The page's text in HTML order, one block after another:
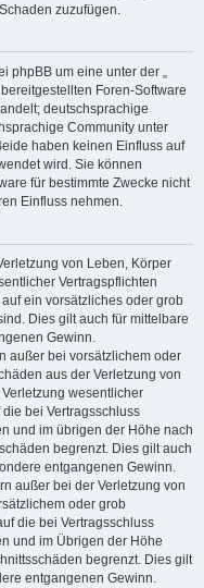
zuzufügen.
phpBB um eine unter der „
bereitgestellten Foren-Software
deutschsprachige
Community unter
haben keinen Einfluss auf
wird. Sie können
für bestimmte Zwecke nicht
Einfluss nehmen.
von Leben, Körper
Vertragspflichten
ein vorsätzliches oder grob
Dies gilt auch für mittelbare
Gewinn.
außer bei vorsätzlichem oder
aus der Verletzung von
wesentlicher
bei Vertragsschluss
und im übrigen der Höhe nach
begrenzt. Dies gilt auch
entgangenen Gewinn.
außer bei der Verletzung von
oder grob
die bei Vertragsschluss
und im Übrigen der Höhe
begrenzt. Dies gilt
entgangenen Gewinn.